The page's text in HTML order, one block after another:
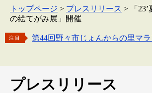
トップページ > プレスリリース >
「
の絵てがみ展」開催
注目
第44回野々市じょんからの里マ
プレスリリース